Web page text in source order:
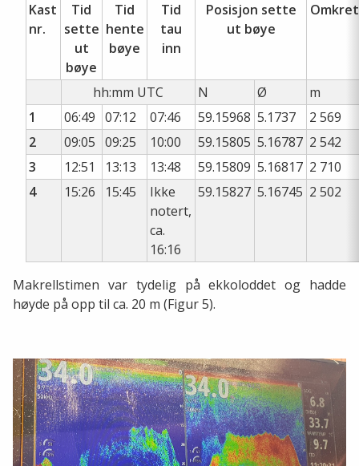
Kast
nr.
Tid
sette
ut
bøye
Tid
hente
bøye
Tid
tau
inn
Posisjon sette
ut bøye
hh:mm UTC N Ø
m
1
06:49 07:12 07:46 59.15968 5.1737
2 569
2
09:05 09:25 10:00 59.15805 5.16787 2 542
3
12:51 13:13 13:48 59.15809 5.16817 2 710
4
15:26 15:45
Ikke
notert,
ca.
16:16
59.15827 5.16745 2 502
Makrellstimen var tydelig på ekkoloddet og hadde
høyde på opp til ca. 20 m (Figur 5).